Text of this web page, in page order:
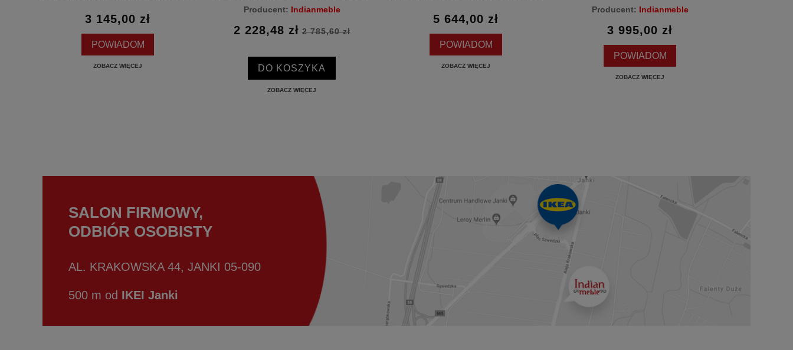
3 145,00 zł
POWIADOM
ZOBACZ WIĘCEJ
Producent: Indianmeble
2 228,48 zł 2 785,60 zł
DO KOSZYKA
ZOBACZ WIĘCEJ
5 644,00 zł
POWIADOM
ZOBACZ WIĘCEJ
Producent: Indianmeble
3 995,00 zł
POWIADOM
ZOBACZ WIĘCEJ
SALON FIRMOWY,
ODBIÓR OSOBISTY
AL. KRAKOWSKA 44, JANKI 05-090
500 m od IKEI Janki